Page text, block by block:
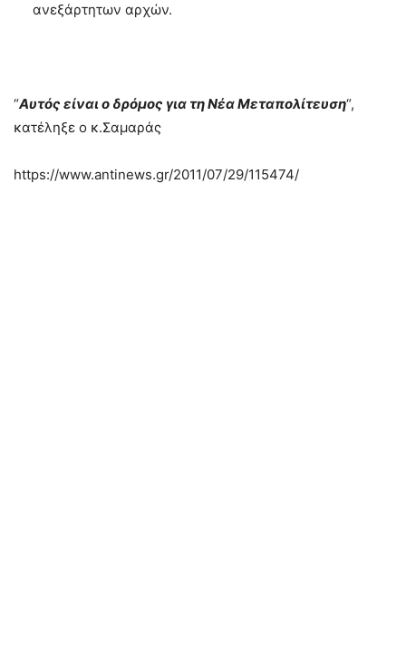
ανεξάρτητων αρχών.
“Αυτός είναι ο δρόμος για τη Νέα Μεταπολίτευση“,
κατέληξε ο κ.Σαμαράς
https://www.antinews.gr/2011/07/29/115474/